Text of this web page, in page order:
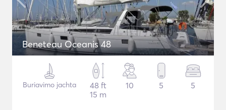
Beneteau Oceanis 48
Buriavimo jachta
48 ft
15 m
10 5 5